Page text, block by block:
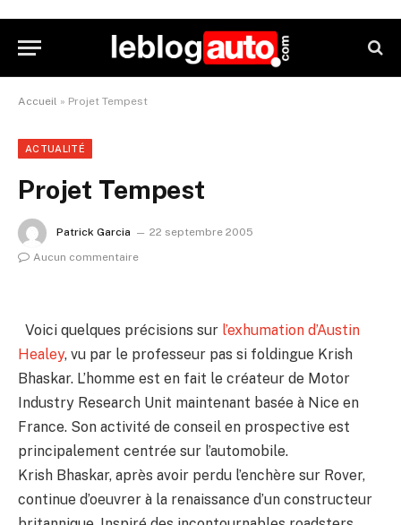
Accueil » Projet Tempest
ACTUALITÉ
Projet Tempest
Patrick Garcia
22 septembre 2005
Aucun commentaire
Voici quelques précisions sur l’exhumation d’Austin
Healey, vu par le professeur pas si foldingue Krish
Bhaskar. L’homme est en fait le créateur de Motor
Industry Research Unit maintenant basée à Nice en
France. Son activité de conseil en prospective est
principalement centrée sur l’automobile.
Krish Bhaskar, après avoir perdu l’enchère sur Rover,
continue d’oeuvrer à la renaissance d’un constructeur